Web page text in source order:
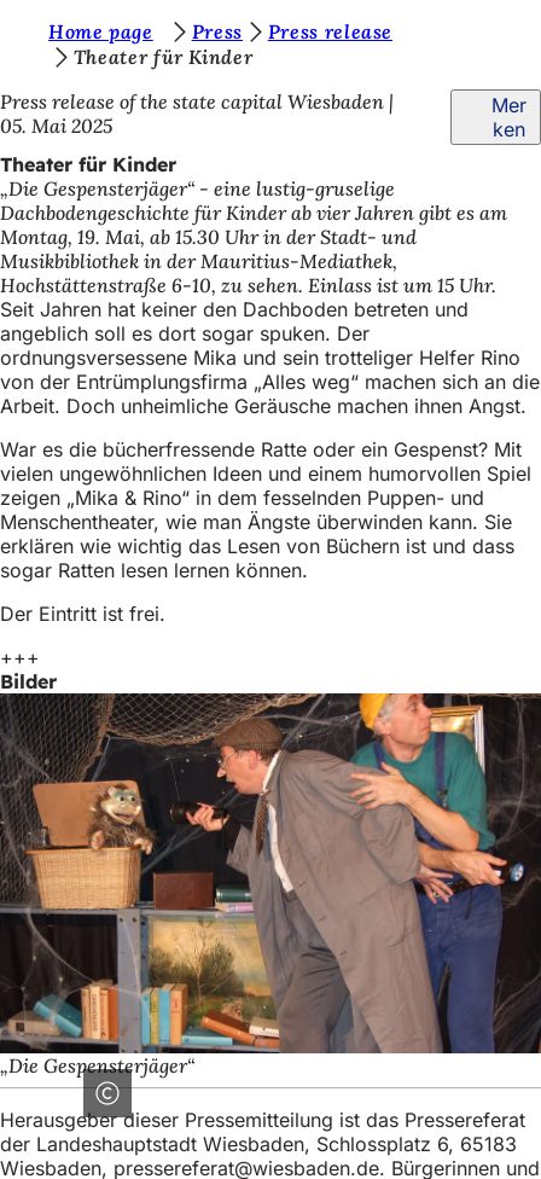
Inhalt anspringen
e
b
e
f
i
n
d
e
n
s
i
c
h
h
e
r
:
Home page Press
Press release
Theater für Kinder
Press release of the state capital Wiesbaden
05. Mai 2025
Mer
ken
Theater für Kinder
„Die Gespensterjäger“ - eine lustig-gruselige
Dachbodengeschichte für Kinder ab vier Jahren gibt es am
Montag, 19. Mai, ab 15.30 Uhr in der Stadt- und
Musikbibliothek in der Mauritius-Mediathek,
Hochstättenstraße 6-10, zu sehen. Einlass ist um 15 Uhr.
Seit Jahren hat keiner den Dachboden betreten und
angeblich soll es dort sogar spuken. Der
ordnungsversessene Mika und sein trotteliger Helfer Rino
von der Entrümplungsfirma „Alles weg“ machen sich an die
Arbeit. Doch unheimliche Geräusche machen ihnen Angst.
War es die bücherfressende Ratte oder ein Gespenst? Mit
vielen ungewöhnlichen Ideen und einem humorvollen Spiel
zeigen „Mika & Rino“ in dem fesselnden Puppen- und
Menschentheater, wie man Ängste überwinden kann. Sie
erklären wie wichtig das Lesen von Büchern ist und dass
sogar Ratten lesen lernen können.
Der Eintritt ist frei.
+++
Bilder
„Die Gespensterjäger“
Herausgeber dieser Pressemitteilung ist das Pressereferat
der Landeshauptstadt Wiesbaden, Schlossplatz 6, 65183
Wiesbaden, pressereferat wiesbaden de. Bürgerinnen und